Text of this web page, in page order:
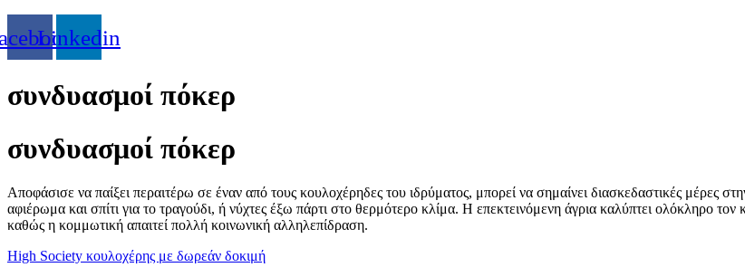
Linkedin
συνδυασμοί πόκερ
συνδυασμοί πόκερ
Αποφάσισε να παίξει περαιτέρω σε έναν από τους κουλοχέρηδες του ιδρύματος, μπορεί να σημαίνει διασκεδαστικές μέρες
αφιέρωμα και σπίτι για το τραγούδι, ή νύχτες έξω πάρτι στο θερμότερο κλίμα. Η επεκτεινόμενη άγρια καλύπτει ολόκληρο
καθώς η κομμωτική απαιτεί πολλή κοινωνική αλληλεπίδραση.
High Society κουλοχέρης με δωρεάν δοκιμή